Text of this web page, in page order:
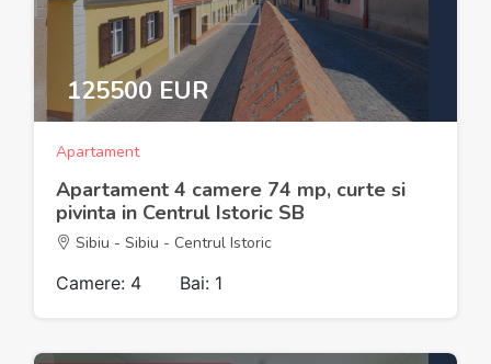
125500 EUR
Apartament
Apartament 4 camere 74 mp, curte si
pivinta in Centrul Istoric SB
Sibiu - Sibiu - Centrul Istoric
Camere: 4 Bai: 1